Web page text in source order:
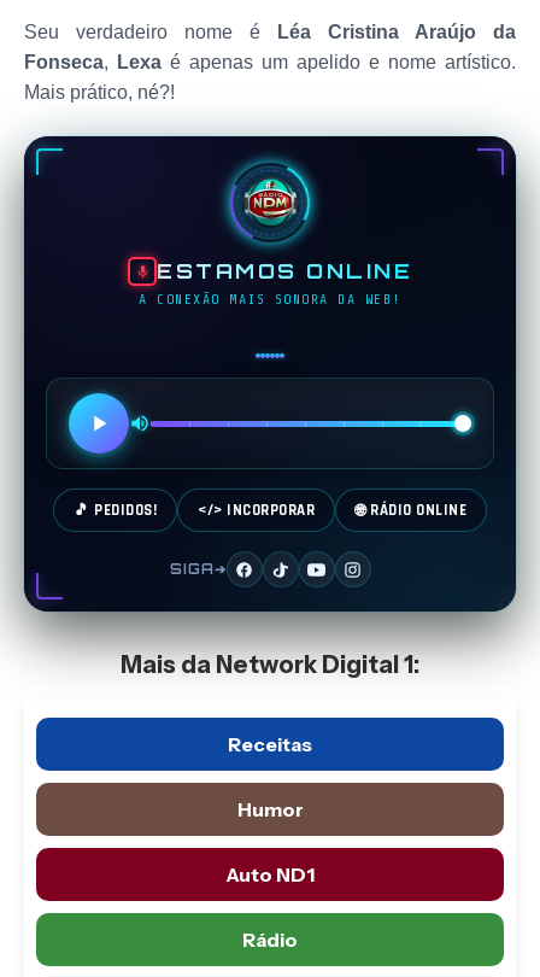
Seu verdadeiro nome é Léa Cristina Araújo da
Fonseca, Lexa é apenas um apelido e nome artístico.
Mais prático, né?!
ESTAMOS ONLINE
A CONEXÃO MAIS SONORA DA WEB!
🎵 PEDIDOS! </> INCORPORAR 🌐 RÁDIO ONLINE
SIGA➔
Mais da Network Digital 1:
Receitas
Humor
Auto ND1
Rádio